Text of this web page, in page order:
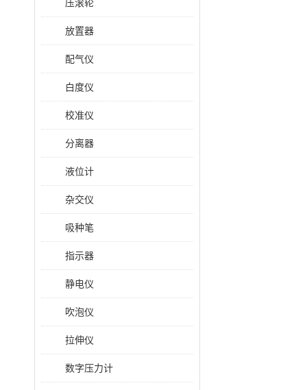
压滚轮
放置器
配气仪
白度仪
校准仪
分离器
液位计
杂交仪
吸种笔
指示器
静电仪
吹泡仪
拉伸仪
数字压力计